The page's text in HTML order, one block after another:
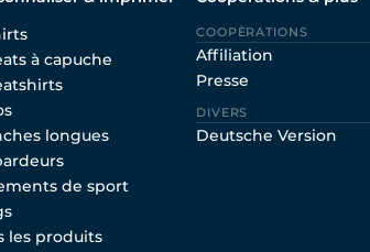
à capuche
longues
de sport
les produits
COOPÈRATIONS
Affiliation
Presse
DIVERS
Deutsche Version